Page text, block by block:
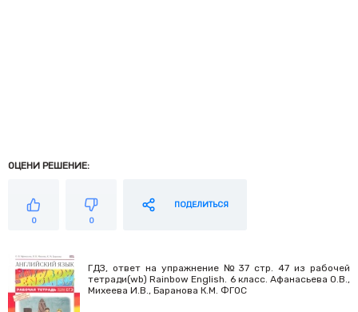
ОЦЕНИ РЕШЕНИЕ:
0 0
ПОДЕЛИТЬСЯ
ГДЗ, ответ на упражнение №37 стр. 47 из рабочей
тетради(wb) Rainbow English. 6 класс. Афанасьева О.В.,
Михеева И.В., Баранова К.М. ФГОС